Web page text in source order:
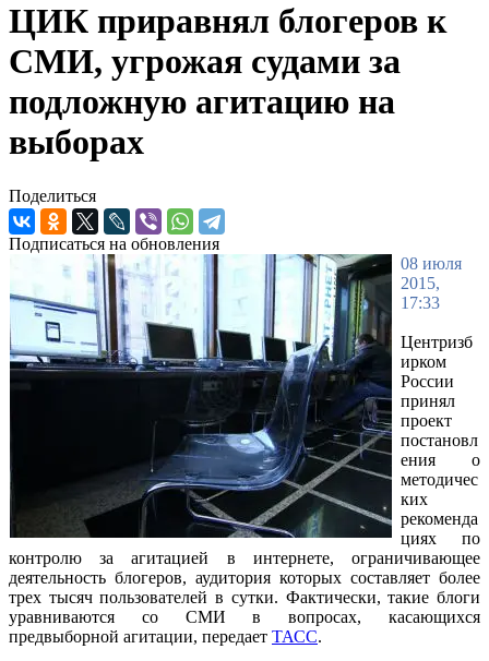
ЦИК приравнял блогеров к
СМИ, угрожая судами за
подложную агитацию на
выборах
Поделиться
Подписаться на обновления
08 июля
2015,
17:33
Центризб
ирком
России
принял
проект
постановл
ения о
методичес
ких
рекоменда
циях по
контролю за агитацией в интернете, ограничивающее
деятельность блогеров, аудитория которых составляет более
трех тысяч пользователей в сутки. Фактически, такие блоги
уравниваются со СМИ в вопросах, касающихся
предвыборной агитации, передает ТАСС.